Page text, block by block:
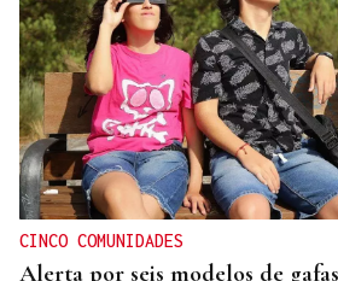
CINCO COMUNIDADES
Alerta por seis modelos de